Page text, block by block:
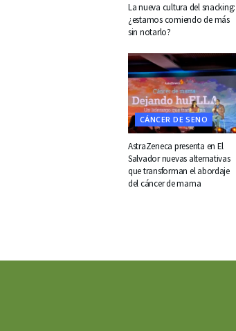
La nueva cultura del snacking:
¿estamos comiendo de más
sin notarlo?
CÁNCER DE SENO
AstraZeneca presenta en El
Salvador nuevas alternativas
que transforman el abordaje
del cáncer de mama